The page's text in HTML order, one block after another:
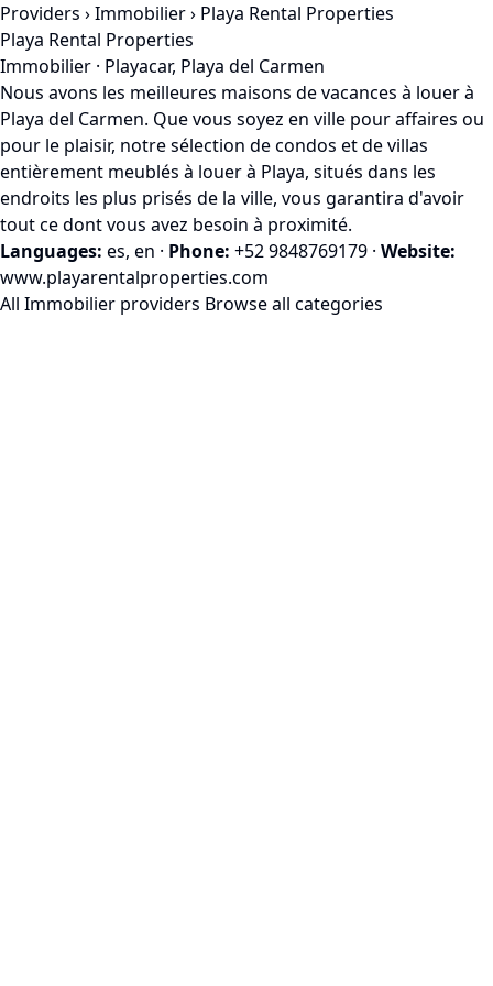
Providers ›Immobilier› Playa Rental Properties
Playa Rental Properties
Immobilier · Playacar, Playa del Carmen
Nous avons les meilleures maisons de vacances à louer à
Playa del Carmen. Que vous soyez en ville pour affaires ou
pour le plaisir, notre sélection de condos et de villas
entièrement meublés à louer à Playa, situés dans les
endroits les plus prisés de la ville, vous garantira d'avoir
tout ce dont vous avez besoin à proximité.
Languages: es, en · Phone: +52 9848769179 · Website:
www.playarentalproperties.com
All Immobilier providers Browse all categories